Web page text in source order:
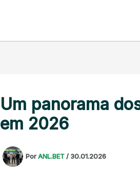
Um panorama
em 2026
PorANL.BET/ 30.01.2026